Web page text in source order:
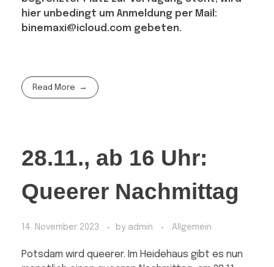
hier unbedingt um Anmeldung per Mail:
binemaxi@icloud.com gebeten.
Read More
28.11., ab 16 Uhr:
Queerer Nachmittag
14. November 2023 by admin Allgemein
Potsdam wird queerer. Im Heidehaus gibt es nun